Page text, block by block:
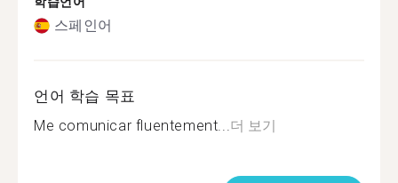
스페인어
언어 학습 목표
Me comunicar fluentement...더 보기